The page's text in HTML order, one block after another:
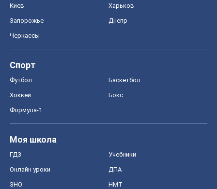
Киев Харьков
Запорожье Днепр
Черкассы
Спорт
Футбол Баскетбол
Хоккей Бокс
Формула-1
Моя школа
ГДЗ Учебники
Онлайн уроки ДПА
ЗНО НМТ